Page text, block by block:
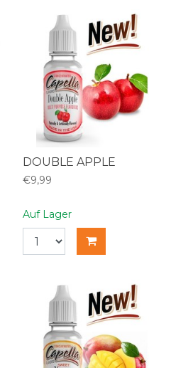
DOUBLE APPLE
€9,99
Auf Lager